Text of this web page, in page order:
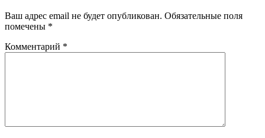
Ваш адрес email не будет опубликован. Обязательные поля
помечены *
Комментарий *